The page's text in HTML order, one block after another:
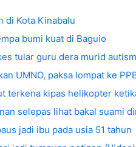
di Kota Kinabalu
bumi kuat di Baguio
tular guru dera murid
UMNO, paksa lompat ke
terkena kipas helikopter
selepas lihat bakal suami
jadi ibu pada usia 51 tahun